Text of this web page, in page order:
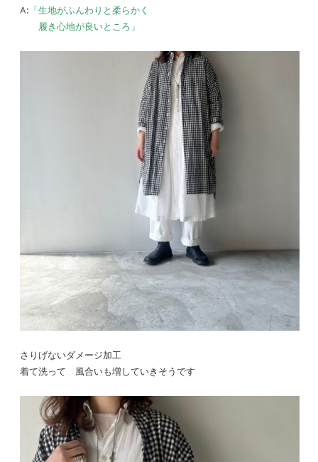
A: 「生地がふんわりと柔らかく
履き心地が良いところ」
さりげないダメージ加工
着て洗って 風合いも増していきそうです